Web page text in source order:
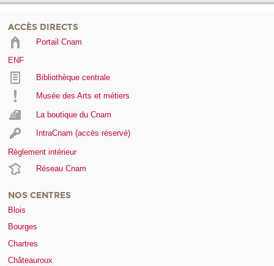
ACCÈS DIRECTS
Portail Cnam
ENF
Bibliothèque centrale
Musée des Arts et métiers
La boutique du Cnam
IntraCnam (accès réservé)
Règlement intérieur
Réseau Cnam
NOS CENTRES
Blois
Bourges
Chartres
Châteauroux